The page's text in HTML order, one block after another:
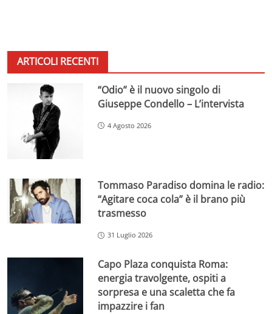
ARTICOLI RECENTI
“Odio” è il nuovo singolo di
Giuseppe Condello – L’intervista
4 Agosto 2026
Tommaso Paradiso domina le radio:
“Agitare coca cola” è il brano più
trasmesso
31 Luglio 2026
Capo Plaza conquista Roma:
energia travolgente, ospiti a
sorpresa e una scaletta che fa
impazzire i fan